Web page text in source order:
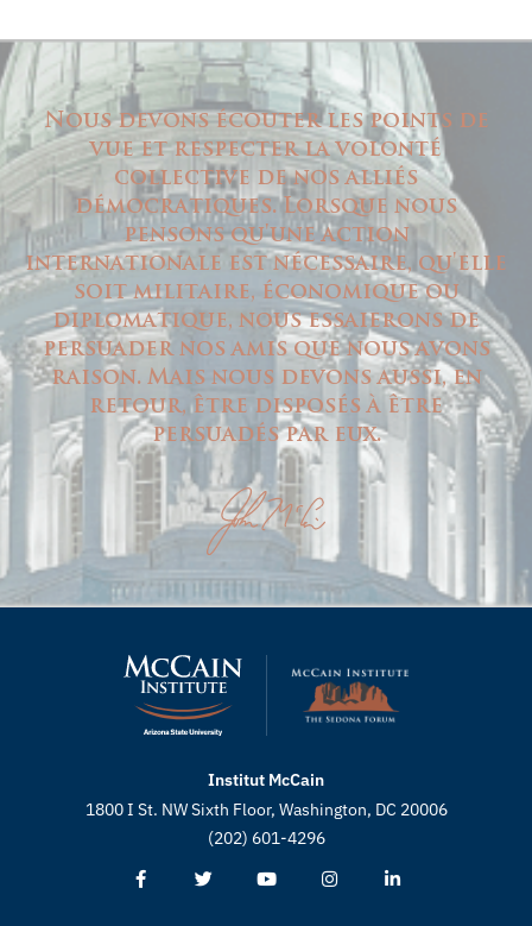
Nous devons écouter les points de
vue et respecter la volonté
collective de nos alliés
démocratiques. Lorsque nous
pensons qu'une action
internationale est nécessaire, qu'elle
soit militaire, économique ou
diplomatique, nous essaierons de
persuader nos amis que nous avons
raison. Mais nous devons aussi, en
retour, être disposés à être
persuadés par eux.
Institut McCain
1800 I St. NW Sixth Floor, Washington, DC 20006
(202) 601-4296